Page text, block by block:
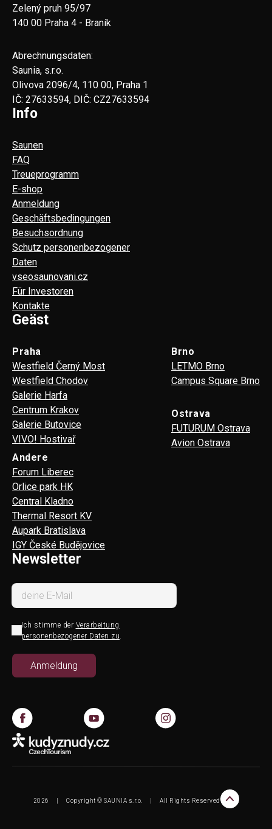
Zelený pruh 95/97
140 00 Praha 4 - Braník
Abrechnungsdaten:
Saunia, s.r.o.
Olivova 2096/4, 110 00, Praha 1
IČ: 27633594, DIČ: CZ27633594
Info
Saunen
FAQ
Treueprogramm
E-shop
Anmeldung
Geschäftsbedingungen
Besuchsordnung
Schutz personenbezogener
Daten
vseosaunovani.cz
Für Investoren
Kontakte
Geäst
Praha
Westfield Černý Most
Westfield Chodov
Galerie Harfa
Centrum Krakov
Galerie Butovice
VIVO! Hostivař
Brno
LETMO Brno
Campus Square Brno
Ostrava
FUTURUM Ostrava
Avion Ostrava
Andere
Forum Liberec
Orlice park HK
Central Kladno
Thermal Resort KV
Aupark Bratislava
IGY České Budějovice
Newsletter
Ich stimme der Verarbeitung
personenbezogener Daten zu.
2026 Copyright © SAUNIA s.r.o. All Rights Reserved